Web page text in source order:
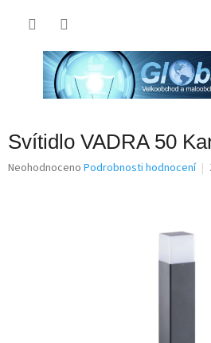
Svítidlo VADRA 50
Průměrné
Neohodnoceno Podrobnosti hodnocení